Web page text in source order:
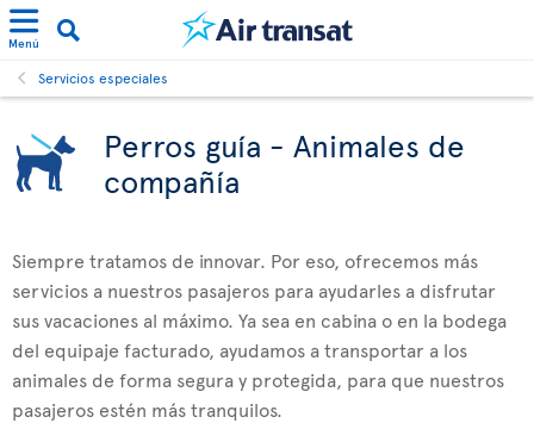
Menú
Servicios especiales
Perros guía - Animales de
compañía
Siempre tratamos de innovar. Por eso, ofrecemos más
servicios a nuestros pasajeros para ayudarles a disfrutar
sus vacaciones al máximo. Ya sea en cabina o en la bodega
del equipaje facturado, ayudamos a transportar a los
animales de forma segura y protegida, para que nuestros
pasajeros estén más tranquilos.